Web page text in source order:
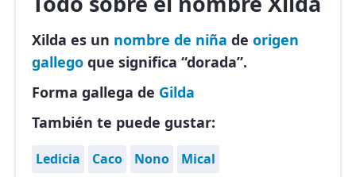
Xilda es un nombre de niña de origen
gallego que significa “dorada”.
Forma gallega de Gilda
También te puede gustar:
Ledicia Caco Nono
Mical